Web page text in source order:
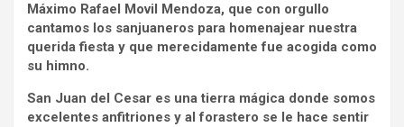
Máximo Rafael Movil Mendoza, que con orgullo
cantamos los sanjuaneros para homenajear nuestra
querida fiesta y que merecidamente fue acogida como
su himno.
San Juan del Cesar es una tierra mágica donde somos
excelentes anfitriones y al forastero se le hace sentir